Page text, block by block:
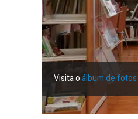
Visita oálbum de fotos